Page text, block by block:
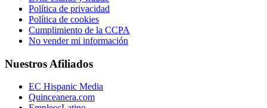
Política de privacidad
Política de cookies
Cumplimiento de la CCPA
No vender mi información
Nuestros Afiliados
EC Hispanic Media
Quinceanera.com